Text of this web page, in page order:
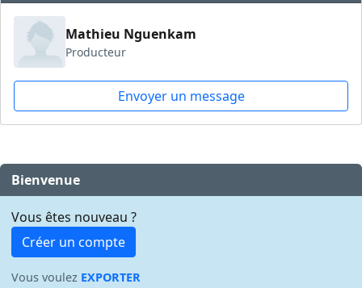
Mathieu Nguenkam
Producteur
Envoyer un message
Bienvenue
Vous êtes nouveau ?
Créer un compte
Vous voulez EXPORTER